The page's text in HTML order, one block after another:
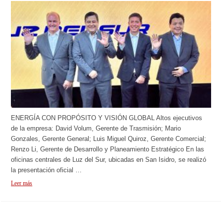
ENERGÍA CON PROPÓSITO Y VISIÓN GLOBAL Altos ejecutivos
de la empresa: David Volum, Gerente de Trasmisión; Mario
Gonzales, Gerente General; Luis Miguel Quiroz, Gerente Comercial;
Renzo Li, Gerente de Desarrollo y Planeamiento Estratégico En las
oficinas centrales de Luz del Sur, ubicadas en San Isidro, se realizó
la presentación oficial …
Leer más